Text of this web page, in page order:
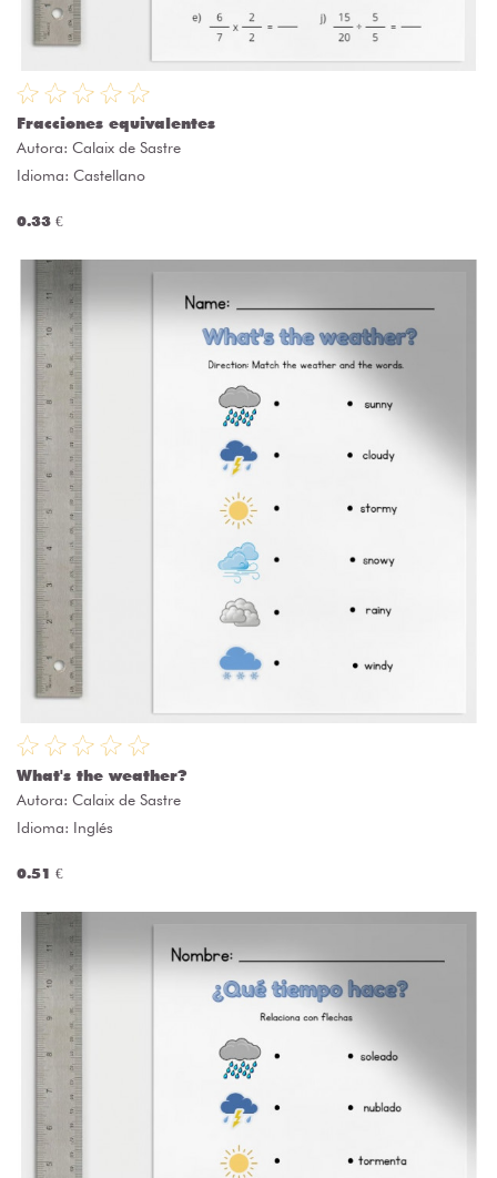
Fracciones equivalentes
Autora: Calaix de Sastre
Idioma: Castellano
0.33 €
What's the weather?
Autora: Calaix de Sastre
Idioma: Inglés
0.51 €